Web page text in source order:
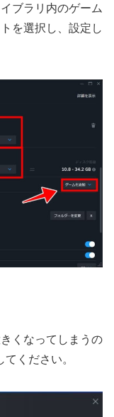
ブラリ内のゲーム
を選択し、設定し
くなってしまうの
ください。